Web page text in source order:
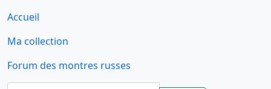
Accueil
Ma collection
Forum des montres russes